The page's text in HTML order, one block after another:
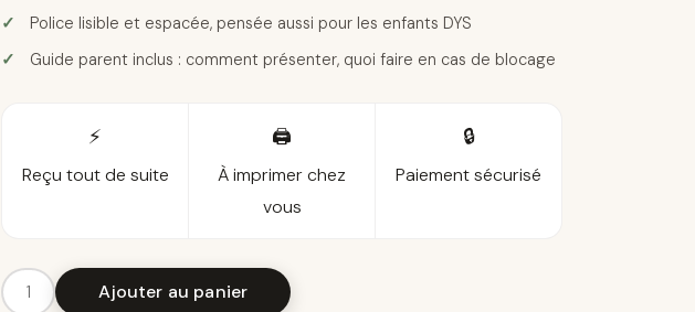
Police lisible et espacée, pensée aussi pour les enfants DYS
Guide parent inclus : comment présenter, quoi faire en cas de blocage
⚡
Reçu tout de suite
🖨️
À imprimer chez
vous
🔒
Paiement sécurisé
Ajouter au panier